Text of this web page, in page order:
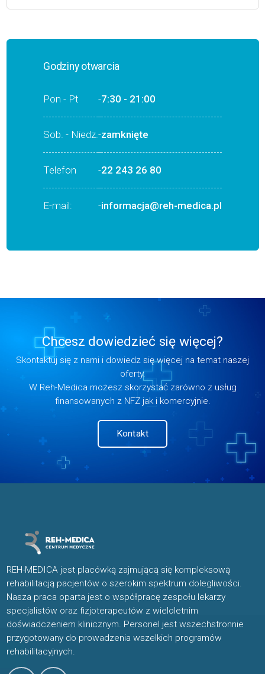
Godziny otwarcia
Pon - Pt -7:30 - 21:00
Sob. - Niedz.-zamknięte
Telefon -22 243 26 80
E-mail: -informacja@reh-medica.pl
Chcesz dowiedzieć się więcej?
Skontaktuj się z nami i dowiedz się więcej na temat naszej
oferty.
W Reh-Medica możesz skorzystać zarówno z usług
finansowanych z NFZ jak i komercyjnie.
Kontakt
REH-MEDICA jest placówką zajmującą się kompleksową
rehabilitacją pacjentów o szerokim spektrum dolegliwości.
Nasza praca oparta jest o współpracę zespołu lekarzy
specjalistów oraz fizjoterapeutów z wieloletnim
doświadczeniem klinicznym. Personel jest wszechstronnie
przygotowany do prowadzenia wszelkich programów
rehabilitacyjnych.